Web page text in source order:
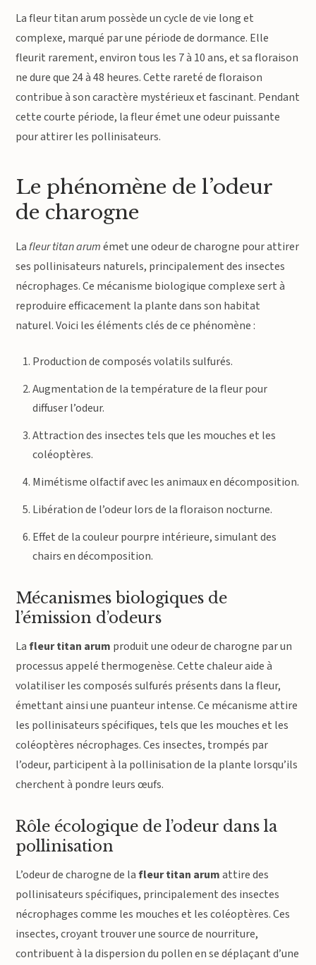
La fleur titan arum possède un cycle de vie long et
complexe, marqué par une période de dormance. Elle
fleurit rarement, environ tous les 7 à 10 ans, et sa floraison
ne dure que 24 à 48 heures. Cette rareté de floraison
contribue à son caractère mystérieux et fascinant. Pendant
cette courte période, la fleur émet une odeur puissante
pour attirer les pollinisateurs.
Le phénomène de l’odeur
de charogne
Lafleur titan arumémet une odeur de charogne pour attirer
ses pollinisateurs naturels, principalement des insectes
nécrophages. Ce mécanisme biologique complexe sert à
reproduire efficacement la plante dans son habitat
naturel. Voici les éléments clés de ce phénomène :
Production de composés volatils sulfurés.
Augmentation de la température de la fleur pour
diffuser l’odeur.
Attraction des insectes tels que les mouches et les
coléoptères.
Mimétisme olfactif avec les animaux en décomposition.
Libération de l’odeur lors de la floraison nocturne.
Effet de la couleur pourpre intérieure, simulant des
chairs en décomposition.
Mécanismes biologiques de
l’émission d’odeurs
Lafleur titan arum produit une odeur de charogne par un
processus appelé thermogenèse. Cette chaleur aide à
volatiliser les composés sulfurés présents dans la fleur,
émettant ainsi une puanteur intense. Ce mécanisme attire
les pollinisateurs spécifiques, tels que les mouches et les
coléoptères nécrophages. Ces insectes, trompés par
l’odeur, participent à la pollinisation de la plante lorsqu’ils
cherchent à pondre leurs œufs.
Rôle écologique de l’odeur dans la
pollinisation
L’odeur de charogne de lafleur titan arumattire des
pollinisateurs spécifiques, principalement des insectes
nécrophages comme les mouches et les coléoptères. Ces
insectes, croyant trouver une source de nourriture,
contribuent à la dispersion du pollen en se déplaçant d’une